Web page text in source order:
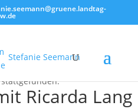
Stefanie Seemann
Ricarda Lang